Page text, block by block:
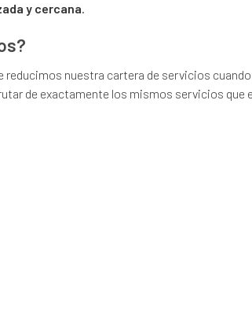
y cercana.
reducimos nuestra cartera de servicios
de exactamente los mismos servicios que